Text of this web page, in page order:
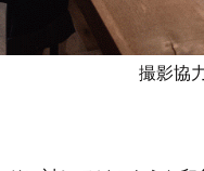
撮影協